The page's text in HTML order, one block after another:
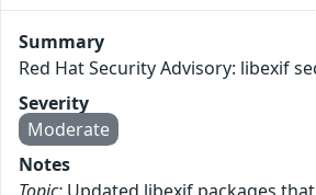
Summary
Red Hat Security Advisory: libexif
Severity
Moderate
Notes